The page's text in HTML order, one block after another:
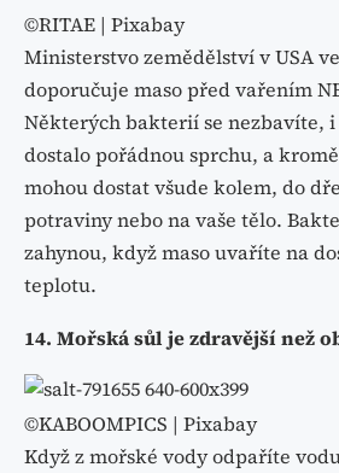
©RITAE | Pixabay
Ministerstvo zemědělství v USA
doporučuje maso před vařením
Některých bakterií se nezbavíte,
dostalo pořádnou sprchu, a
mohou dostat všude kolem, do
potraviny nebo na vaše tělo.
zahynou, když maso uvaříte na
teplotu.
14. Mořská sůl je zdravější než
©KABOOMPICS | Pixabay
Když z mořské vody odpaříte